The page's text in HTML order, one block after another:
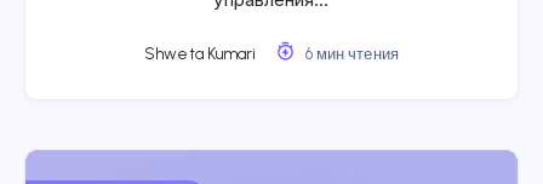
Shweta Kumari 6 мин чтения